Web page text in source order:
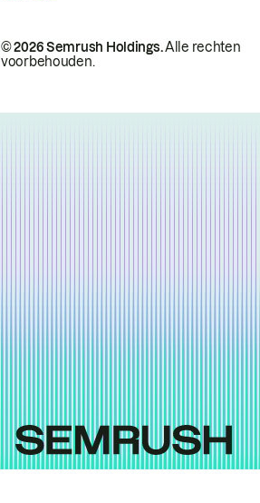
© 2026 Semrush Holdings.Alle rechten
voorbehouden.